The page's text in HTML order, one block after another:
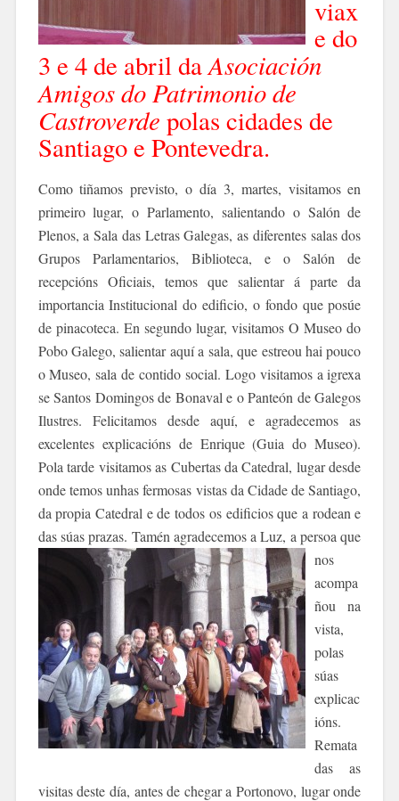
viax
e do
3 e 4 de abril daAsociación
Amigos do Patrimonio de
Castroverde polas cidades de
Santiago e Pontevedra.
Como tiñamos previsto, o día 3, martes, visitamos en
primeiro lugar, o Parlamento, salientando o Salón de
Plenos, a Sala das LetrasGalegas, as diferentes salas dos
Grupos Parlamentarios, Biblioteca, e o Salón de
recepcións Oficiais, temos que salientar á parte da
importancia Institucional do edificio, o fondo que posúe
de pinacoteca. En segundo lugar, visitamos O Museo do
Pobo Galego, salientar aquí a sala, que estreou hai pouco
o Museo, sala de contido social. Logo visitamos a igrexa
se Santos Domingos de Bonaval e o Panteón de Galegos
Ilustres. Felicitamos desde aquí,e agradecemos as
excelentes explicacións de Enrique (Guia do Museo).
Pola tarde visitamos as Cubertas da Catedral, lugar desde
onde temos unhas fermosas vistas da Cidade de Santiago,
da propia Catedral e de todos os edificios que a rodean e
das súas prazas. Tamén agradecemos a Luz, a persoa que
nos
acompa
ñou na
vista,
polas
súas
explicac
ións.
Remata
das as
visitas deste día, antes de chegar a Portonovo, lugar onde